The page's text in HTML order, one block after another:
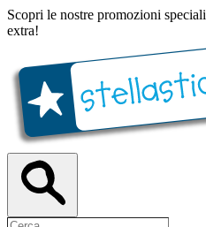
Scopri le nostre promozioni speciali
extra!